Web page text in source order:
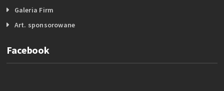
Galeria Firm
Art. sponsorowane
Facebook